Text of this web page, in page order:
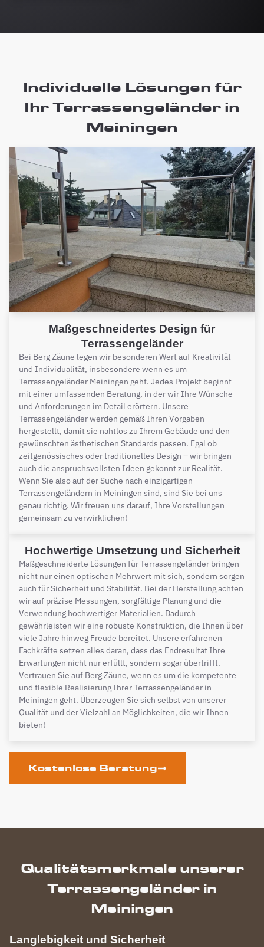
Individuelle Lösungen für
Ihr Terrassengeländer in
Meiningen
Maßgeschneidertes Design für
Terrassengeländer
Bei Berg Zäune legen wir besonderen Wert auf Kreativität
und Individualität, insbesondere wenn es um
Terrassengeländer Meiningen geht. Jedes Projekt beginnt
mit einer umfassenden Beratung, in der wir Ihre Wünsche
und Anforderungen im Detail erörtern. Unsere
Terrassengeländer werden gemäß Ihren Vorgaben
hergestellt, damit sie nahtlos zu Ihrem Gebäude und den
gewünschten ästhetischen Standards passen. Egal ob
zeitgenössisches oder traditionelles Design – wir bringen
auch die anspruchsvollsten Ideen gekonnt zur Realität.
Wenn Sie also auf der Suche nach einzigartigen
Terrassengeländern in Meiningen sind, sind Sie bei uns
genau richtig. Wir freuen uns darauf, Ihre Vorstellungen
gemeinsam zu verwirklichen!
Hochwertige Umsetzung und Sicherheit
Maßgeschneiderte Lösungen für Terrassengeländer bringen
nicht nur einen optischen Mehrwert mit sich, sondern sorgen
auch für Sicherheit und Stabilität. Bei der Herstellung achten
wir auf präzise Messungen, sorgfältige Planung und die
Verwendung hochwertiger Materialien. Dadurch
gewährleisten wir eine robuste Konstruktion, die Ihnen über
viele Jahre hinweg Freude bereitet. Unsere erfahrenen
Fachkräfte setzen alles daran, dass das Endresultat Ihre
Erwartungen nicht nur erfüllt, sondern sogar übertrifft.
Vertrauen Sie auf Berg Zäune, wenn es um die kompetente
und flexible Realisierung Ihrer Terrassengeländer in
Meiningen geht. Überzeugen Sie sich selbst von unserer
Qualität und der Vielzahl an Möglichkeiten, die wir Ihnen
bieten!
Kostenlose Beratung
Qualitätsmerkmale unserer
Terrassengeländer in
Meiningen
Langlebigkeit und Sicherheit